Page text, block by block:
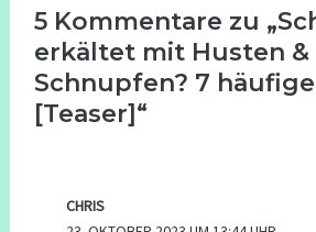
5 Kommentare zu
erkältet mit Husten &
Schnupfen? 7
[Teaser]“
CHRIS